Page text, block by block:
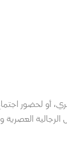
أو لحضور
العصرية